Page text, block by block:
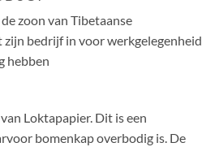
zoon van Tibetaanse
bedrijf in voor werkgelegenheid
hebben
Loktapapier. Dit is een
bomenkap overbodig is. De